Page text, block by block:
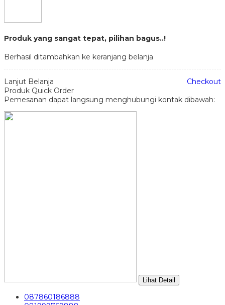
Produk yang sangat tepat, pilihan bagus..!
Berhasil ditambahkan ke keranjang belanja
Lanjut Belanja
Checkout
Produk Quick Order
Pemesanan dapat langsung menghubungi kontak dibawah:
Lihat Detail
087860186888